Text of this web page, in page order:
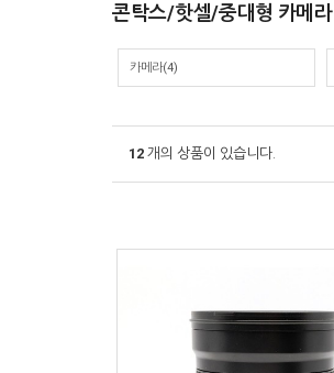
콘탁스/핫셀/중대형 카메라
카메라(4)
12 개의 상품이 있습니다.